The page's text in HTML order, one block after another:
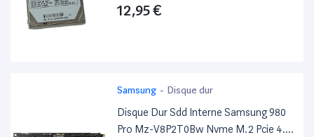
12,95 €
Samsung - Disque dur
Disque Dur Sdd Interne Samsung 980
Pro Mz-V8P2T0Bw Nvme M.2 Pcie 4.0